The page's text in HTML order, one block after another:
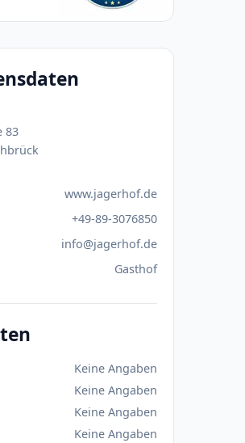
83
www.jagerhof.de
+49-89-3076850
info@jagerhof.de
Gasthof
Keine Angaben
Keine Angaben
Keine Angaben
Keine Angaben